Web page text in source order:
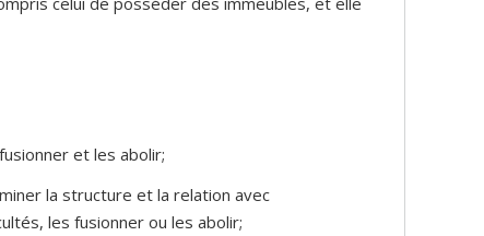
et les abolir;
la structure et la relation avec
les fusionner ou les abolir;